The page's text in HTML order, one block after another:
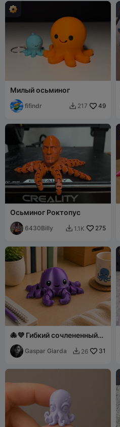
Милый осьминог
fifindr  217 49
Осьминог Роктопус
6430Billy  1.1K 275
🐙💜 Гибкий сочлененный
детеныш осьминога
Gaspar Giarda  26 31